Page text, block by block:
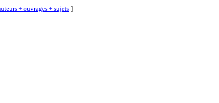
+ ouvrages + sujets ]